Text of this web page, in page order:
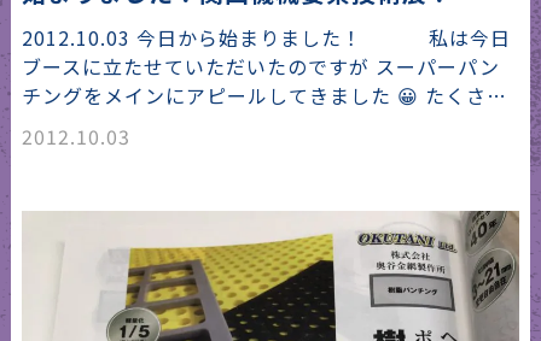
2012.10.03 今日から始まりました！ 私は今日
ブースに立たせていただいたのですが スーパーパン
チングをメインにアピールしてきました 😀 たくさ…
2012.10.03